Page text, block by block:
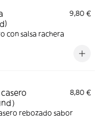
9,80 €
con salsa rachera
）
8,80 €
rebozado sabor